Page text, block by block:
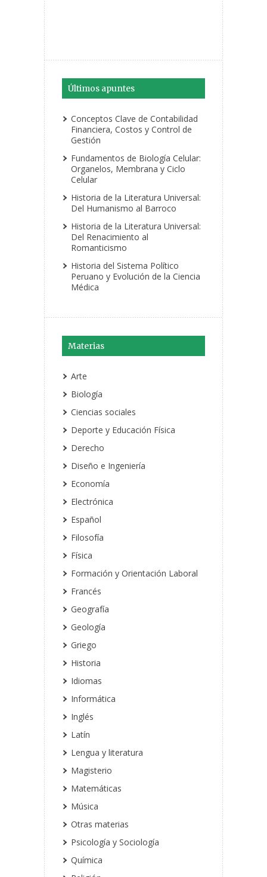
Últimos apuntes
Conceptos Clave de Contabilidad
Financiera, Costos y Control de
Gestión
Fundamentos de Biología Celular:
Organelos, Membrana y Ciclo
Celular
Historia de la Literatura Universal:
Del Humanismo al Barroco
Historia de la Literatura Universal:
Del Renacimiento al
Romanticismo
Historia del Sistema Político
Peruano y Evolución de la Ciencia
Médica
Materias
Arte
Biología
Ciencias sociales
Deporte y Educación Física
Derecho
Diseño e Ingeniería
Economía
Electrónica
Español
Filosofía
Física
Formación y Orientación Laboral
Francés
Geografía
Geología
Griego
Historia
Idiomas
Informática
Inglés
Latín
Lengua y literatura
Magisterio
Matemáticas
Música
Otras materias
Psicología y Sociología
Química